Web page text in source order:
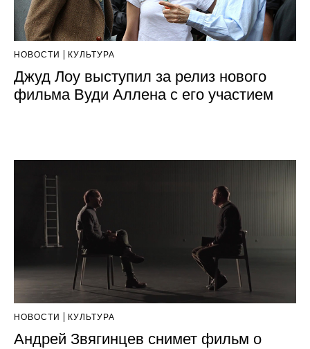
НОВОСТИ КУЛЬТУРА
Джуд Лоу выступил за релиз нового
фильма Вуди Аллена с его участием
НОВОСТИ КУЛЬТУРА
Андрей Звягинцев снимет фильм о